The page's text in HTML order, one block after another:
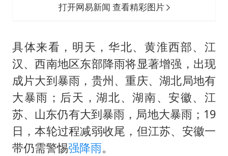
打开网易新闻 查看精彩图片
具体来看，明天，华北、黄淮西部、江
汉、西南地区东部降雨将显著增强，出现
成片大到暴雨，贵州、重庆、湖北局地有
大暴雨；后天，湖北、湖南、安徽、江
苏、山东仍有大到暴雨，局地大暴雨；19
日，本轮过程减弱收尾，但江苏、安徽一
带仍需警惕强降雨。